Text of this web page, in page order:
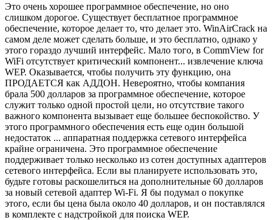
Это очень хорошее программное обеспечение, но оно
слишком дорогое. Существует бесплатное программное
обеспечение, которое делает то, что делает это. WinAirCrack на
самом деле может сделать больше, и это бесплатно, однако у
этого гораздо лучший интерфейс. Мало того, в CommView for
WiFi отсутствует критический компонент... извлечение ключа
WEP. Оказывается, чтобы получить эту функцию, она
ПРОДАЕТСЯ как АДДОН. Невероятно, чтобы компания
брала 500 долларов за программное обеспечение, которое
служит только одной простой цели, но отсутствие такого
важного компонента вызывает еще большее беспокойство. У
этого программного обеспечения есть еще один большой
недостаток ... аппаратная поддержка сетевого интерфейса
крайне ограничена. Это программное обеспечение
поддерживает только несколько из сотен доступных адаптеров
сетевого интерфейса. Если вы планируете использовать это,
будьте готовы раскошелиться на дополнительные 60 долларов
за новый сетевой адаптер Wi-Fi. Я бы подумал о покупке
этого, если бы цена была около 40 долларов, и он поставлялся
в комплекте с надстройкой для поиска WEP.